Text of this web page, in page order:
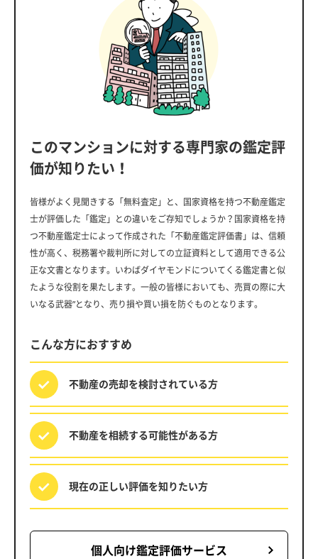
このマンションに対する専門家の鑑定評
価が知りたい！
皆様がよく見聞きする「無料査定」と、国家資格を持つ不動産鑑定
士が評価した「鑑定」との違いをご存知でしょうか？国家資格を持
つ不動産鑑定士によって作成された「不動産鑑定評価書」は、信頼
性が高く、税務署や裁判所に対しての立証資料として適用できる公
正な文書となります。いわばダイヤモンドについてくる鑑定書と似
たような役割を果たします。一般の皆様においても、売買の際に大
いなる武器”となり、売り損や買い損を防ぐものとなります。
こんな方におすすめ
不動産の売却を検討されている方
不動産を相続する可能性がある方
現在の正しい評価を知りたい方
個人向け鑑定評価サービス